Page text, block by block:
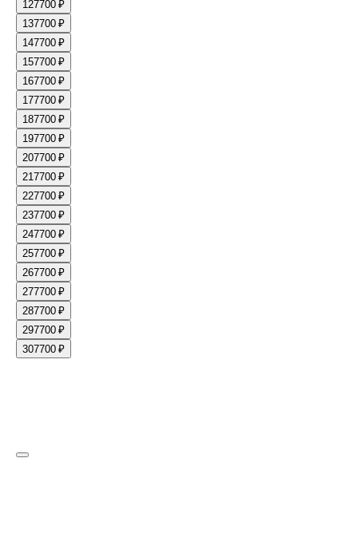
127700 ₽
137700 ₽
147700 ₽
157700 ₽
167700 ₽
177700 ₽
187700 ₽
197700 ₽
207700 ₽
217700 ₽
227700 ₽
237700 ₽
247700 ₽
257700 ₽
267700 ₽
277700 ₽
287700 ₽
297700 ₽
307700 ₽